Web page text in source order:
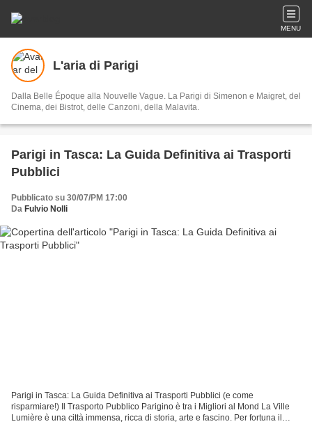
MENU
L'aria di Parigi
Dalla Belle Époque alla Nouvelle Vague. La Parigi di Simenon e Maigret, del
Cinema, dei Bistrot, delle Canzoni, della Malavita.
Parigi in Tasca: La Guida Definitiva ai Trasporti
Pubblici
Pubblicato su 30/07/PM 17:00
Da Fulvio Nolli
Parigi in Tasca: La Guida Definitiva ai Trasporti Pubblici (e come
risparmiare!) Il Trasporto Pubblico Parigino è tra i Migliori al Mond La Ville
Lumière è una città immensa, ricca di storia, arte e fascino. Per fortuna il